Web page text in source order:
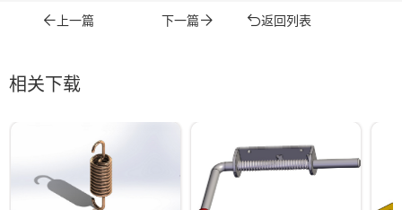
上一篇 下一篇 返回列表
相关下载